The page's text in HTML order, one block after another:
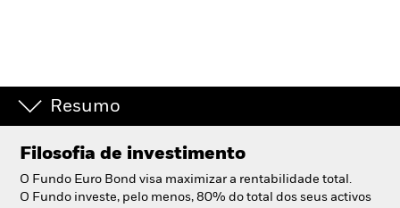
BlackRock
Aladdin
Resumo
Filosofia de investimento
O Fundo Euro Bond visa maximizar a rentabilidade total.
O Fundo investe, pelo menos, 80% do total dos seus activos